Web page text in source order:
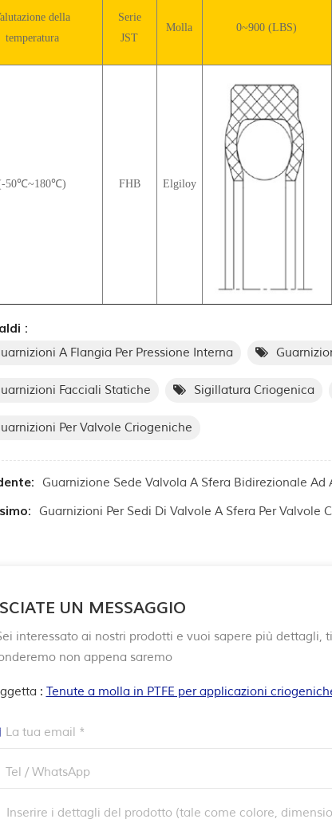
della
temperatura
Serie
JST
Molla 0~900 (LBS)
50℃~180℃) FHB Elgiloy
:
A Flangia Per Pressione Interna
Facciali Statiche Sigillatura Criogenica
Per Valvole Criogeniche
Guarnizione Sede Valvola A Sfera Bidirezionale Ad
Guarnizioni Per Sedi Di Valvole A Sfera Per Valvole
UN MESSAGGIO
interessato ai nostri prodotti e vuoi sapere più dettagli,
non appena saremo
: Tenute a molla in PTFE per applicazioni